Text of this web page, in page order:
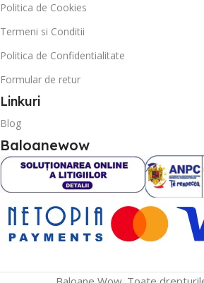
Politica de Cookies
Termeni si Conditii
Politica de Confidentialitate
Formular de retur
Linkuri
Blog
Baloanewow